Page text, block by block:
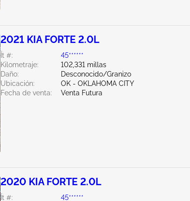
2021 KIA FORTE 2.0L
Ít #:
45******
Kilometraje:
102,331 millas
Daño:
Desconocido/Granizo
Ubicación:
OK - OKLAHOMA CITY
Fecha de venta:
Venta Futura
2020 KIA FORTE 2.0L
Ít #:
45******